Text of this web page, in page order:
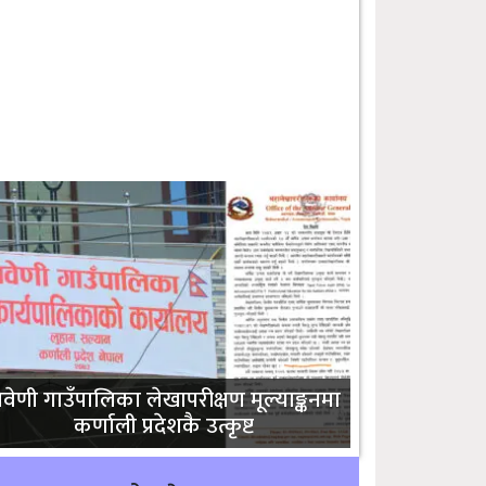
गाउँपालिका लेखापरीक्षण मूल्याङ्कनमा
कर्णाली प्रदेशकै उत्कृष्ट